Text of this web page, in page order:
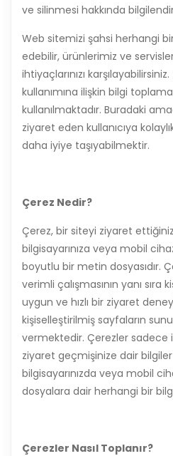
ve silinmesi hakkında
Web sitemizi şahsi herhangi
edebilir, ürünlerimiz ve
ihtiyaçlarınızı
kullanımına ilişkin bilgi
kullanılmaktadır. Buradaki
ziyaret eden kullanıcıya
daha iyiye taşıyabilmektir.
Çerez Nedir?
Çerez, bir siteyi ziyaret
bilgisayarınıza veya mobil
boyutlu bir metin dosyasıdır.
verimli çalışmasının yanı sıra
uygun ve hızlı bir ziyaret
kişiselleştirilmiş sayfaların
vermektedir. Çerezler sadece
ziyaret geçmişinize dair
bilgisayarınızda veya mobil
dosyalara dair herhangi bir
Çerezler Nasıl Toplanır?